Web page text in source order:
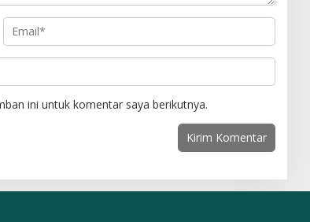
ini untuk komentar saya berikutnya.